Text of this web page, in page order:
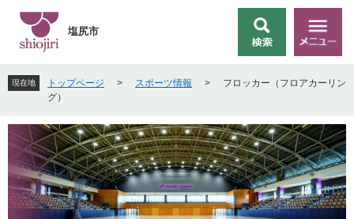
先
頭
す
を
飛
し
文
へ
索
メ
ニ
ー
塩尻市
現在地 トップページ > スポーツ情報 >
フロッカー（フロアカーリン
グ）